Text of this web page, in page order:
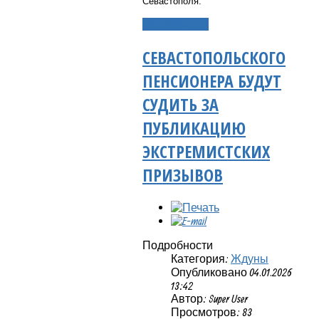
СЕВАСТОПОЛЬСКОГО
ПЕНСИОНЕРА БУДУТ
СУДИТЬ ЗА
ПУБЛИКАЦИЮ
ЭКСТРЕМИСТСКИХ
ПРИЗЫВОВ
Подробности
Категория: Ждуны
Опубликовано 04.01.2026
13:42
Автор: Super User
Просмотров: 83